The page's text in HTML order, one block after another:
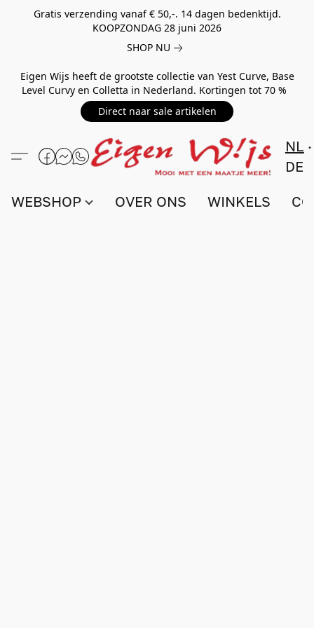
Gratis verzending vanaf € 50,-. 14 dagen bedenktijd.
KOOPZONDAG 28 juni 2026
SHOP NU
Eigen Wijs heeft de grootste collectie van Yest Curve, Base
Level Curvy en Colletta in Nederland. Kortingen tot 70 %
Direct naar sale artikelen
NL
DE
WEBSHOP OVER ONS WINKELS